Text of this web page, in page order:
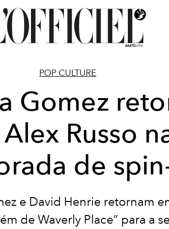
POP CULTURE
Gomez
Russo
de
e David Henrie retornam
de Waverly Place” para a